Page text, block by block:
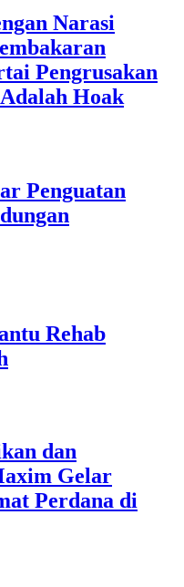
Narasi
Pengrusakan
Hoak
Penguatan
Rehab
dan
Gelar
Perdana di